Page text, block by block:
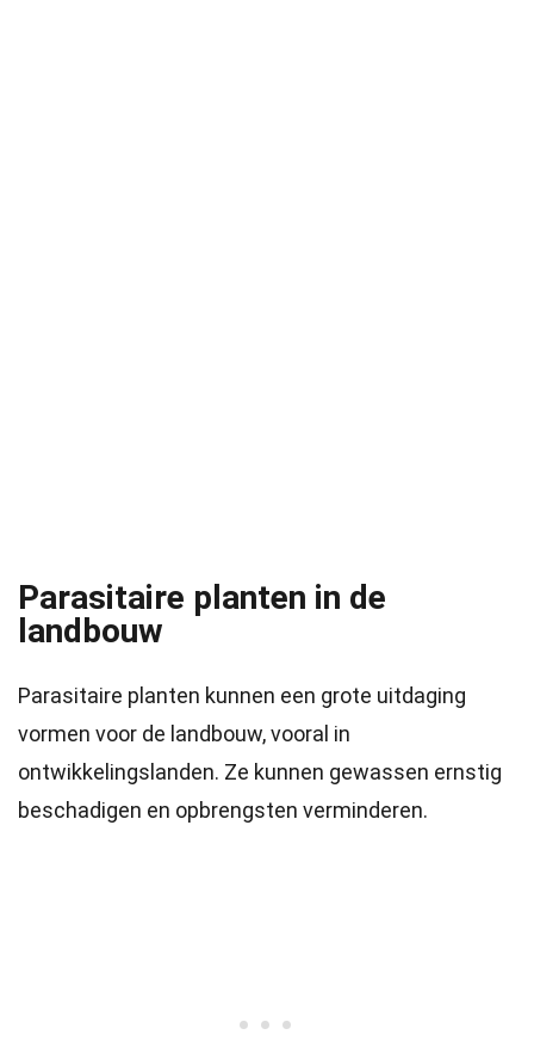
Parasitaire planten in de
landbouw
Parasitaire planten kunnen een grote uitdaging
vormen voor de landbouw, vooral in
ontwikkelingslanden. Ze kunnen gewassen ernstig
beschadigen en opbrengsten verminderen.